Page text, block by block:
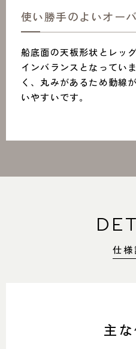
使い勝手のよいオー
船底面の天板形状とレッ
インバランスとなってい
く、丸みがあるため動線
いやすいです。
仕様
主